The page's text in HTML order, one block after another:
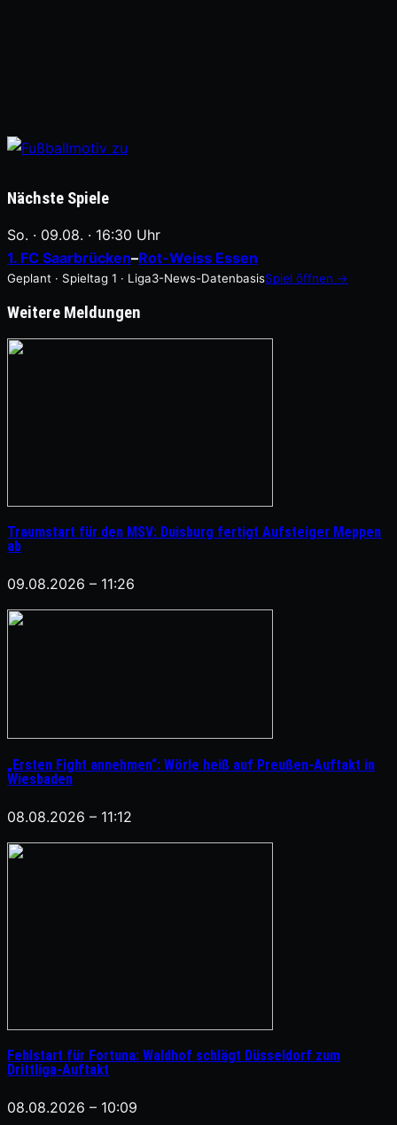
Nächste Spiele
So. · 09.08. · 16:30 Uhr
1. FC Saarbrücken–Rot-Weiss Essen
Geplant · Spieltag 1 · Liga3-News-DatenbasisSpiel öffnen →
Weitere Meldungen
Traumstart für den MSV: Duisburg fertigt Aufsteiger Meppen
ab
09.08.2026 – 11:26
„Ersten Fight annehmen“: Wörle heiß auf Preußen-Auftakt in
Wiesbaden
08.08.2026 – 11:12
Fehlstart für Fortuna: Waldhof schlägt Düsseldorf zum
Drittliga-Auftakt
08.08.2026 – 10:09